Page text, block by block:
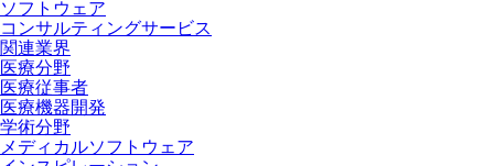
ソフトウェア
コンサルティングサービス
関連業界
医療分野
医療従事者
医療機器開発
学術分野
メディカルソフトウェア